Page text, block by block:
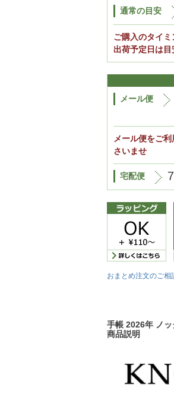
通常の目安
ご購入のタイミ
出荷予定日は目
メール便
メール便をご
さいませ
宅配便
おまとめ注文のご相
手帳 2026年 ノ
商品説明